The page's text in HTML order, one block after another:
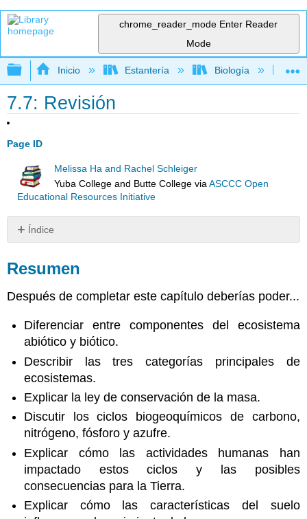
chrome_reader_mode Enter Reader
Mode
Expandir/contraer jerarquía global
Inicio Estantería Biología
7.7: Revisión
Page ID
Melissa Ha and Rachel Schleiger
Yuba College and Butte College viaASCCC Open
Educational Resources Initiative
Índice
Atribución
Resumen
Después de completar este capítulo deberías poder...
Diferenciar entre componentes del ecosistema
abiótico y biótico.
Describir las tres categorías principales de
ecosistemas.
Explicar la ley de conservación de la masa.
Discutir los ciclos biogeoquímicos de carbono,
nitrógeno, fósforo y azufre.
Explicar cómo las actividades humanas han
impactado estos ciclos y las posibles
consecuencias para la Tierra.
Explicar cómo las características del suelo